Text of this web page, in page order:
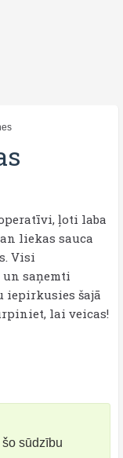
ļoti laba
liekas sauca
Visi
saņemti
iepirkusies šajā
lai veicas!
sūdzību